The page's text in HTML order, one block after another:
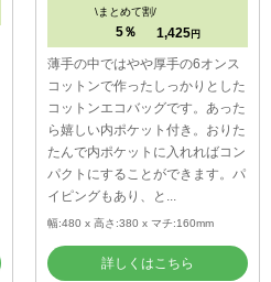
\まとめて割/
5％ 1,425 円
薄手の中ではやや厚手の6オンス
コットンで作ったしっかりとした
コットンエコバッグです。あった
ら嬉しい内ポケット付き。おりた
たんで内ポケットに入れればコン
パクトにすることができます。パ
イピングもあり、と...
幅:480 x 高さ:380 x マチ:160mm
詳しくはこちら